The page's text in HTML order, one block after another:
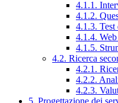
4.1.1.
4.1.2.
4.1.3. Test
4.1.4.
4.1.5.
4.2. Ricerca
4.2.1.
4.2.2.
4.2.3.
5. Progettazione dei